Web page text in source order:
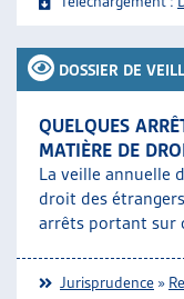
DOSSIER DE
QUELQUES
MATIÈRE DE
La veille annuelle
droit des
arrêts portant sur
Jurisprudence »